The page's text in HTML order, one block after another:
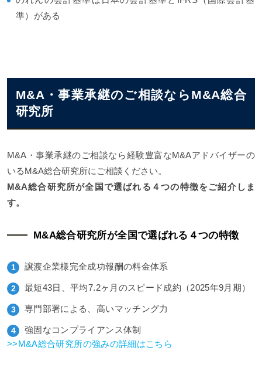
準）がある
M&A・事業承継のご相談ならM&A総合
研究所
M&A・事業承継のご相談なら経験豊富なM&Aアドバイザーの
いるM&A総合研究所にご相談ください。
M&A総合研究所が全国で選ばれる４つの特徴をご紹介しま
す。
M&A総合研究所が全国で選ばれる４つの特徴
譲渡企業様完全成功報酬の料金体系
最短43日、平均7.2ヶ月のスピード成約（2025年9月期）
専門部署による、高いマッチング力
強固なコンプライアンス体制
>>M&A総合研究所の強みの詳細はこちら